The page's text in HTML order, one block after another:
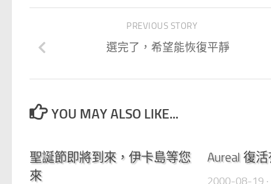
PREVIOUS STORY
選完了，希望能恢復平靜
YOU MAY ALSO LIKE...
聖誕節即將到來，伊卡島等您
來
Aureal 復
2000-08-19